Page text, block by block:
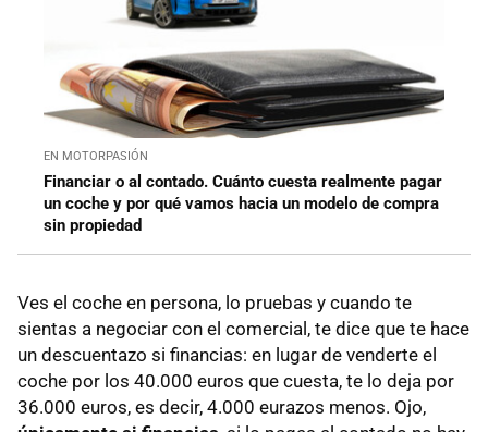
EN MOTORPASIÓN
Financiar o al contado. Cuánto cuesta realmente pagar
un coche y por qué vamos hacia un modelo de compra
sin propiedad
Ves el coche en persona, lo pruebas y cuando te
sientas a negociar con el comercial, te dice que te hace
un descuentazo si financias: en lugar de venderte el
coche por los 40.000 euros que cuesta, te lo deja por
36.000 euros, es decir, 4.000 eurazos menos. Ojo,